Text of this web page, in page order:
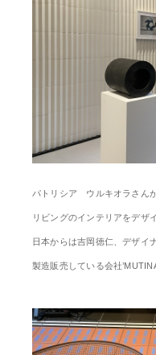
パトリシア ウルキオラさん
リビングのインテリアをデザ
日本からは吉岡徳仁、デザイ
製造販売している会社